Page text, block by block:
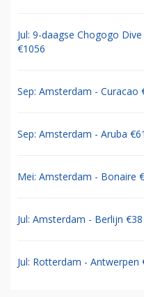
Jul: 9-daagse Chogogo
€1056
Sep: Amsterdam - Curacao
Sep: Amsterdam - Aruba
Mei: Amsterdam - Bonaire
Jul: Amsterdam - Berlijn €38
Jul: Rotterdam - Antwerpen